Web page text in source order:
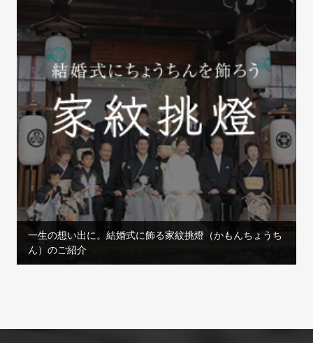
一生の想い出に。結婚式に飾る家紋挑燈（かもんちょうち
ん）のご紹介